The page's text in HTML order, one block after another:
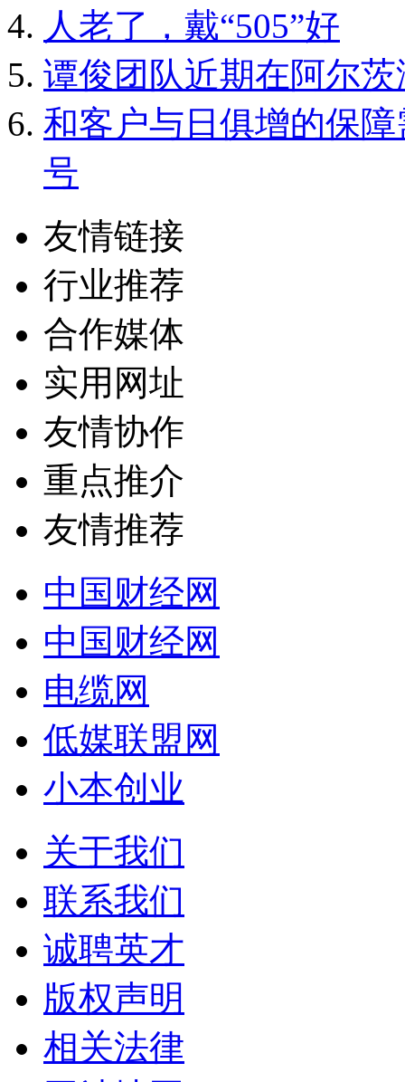
人老了，戴“505”好
谭俊团队近期在阿尔
和客户与日俱增的保
号
友情链接
行业推荐
合作媒体
实用网址
友情协作
重点推介
友情推荐
中国财经网
中国财经网
电缆网
低媒联盟网
小本创业
关于我们
联系我们
诚聘英才
版权声明
相关法律